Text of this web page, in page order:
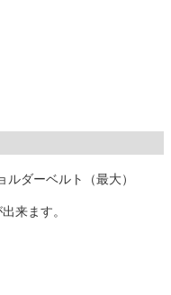
ダーベルト（最大）
来ます。